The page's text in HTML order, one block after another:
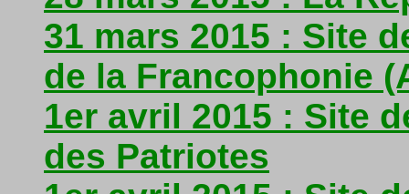
31 mars 2015 : Site
de la Francophonie
1er avril 2015 : Site
des Patriotes